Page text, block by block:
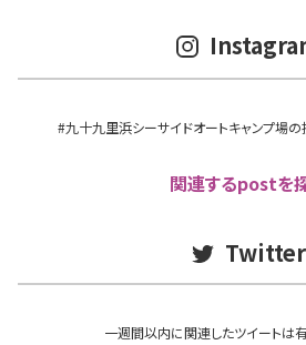
#九十九里浜シーサイドオートキャンプ場の
関連するpostを
Twitter
一週間以内に関連したツイートは